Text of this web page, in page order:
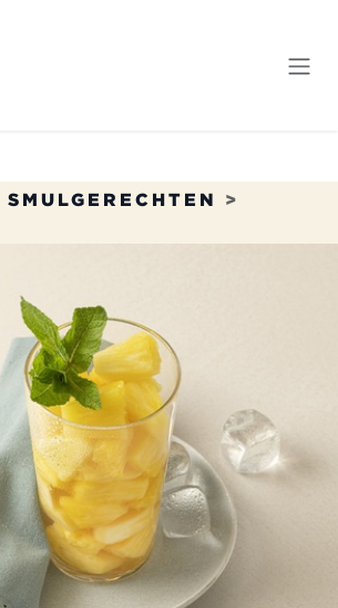
SMULGERECHTEN >